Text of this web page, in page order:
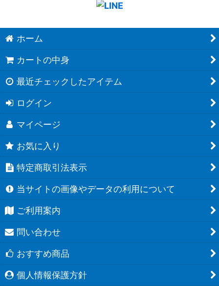
ホーム
カートの中身
最近チェックしたアイテム
ログイン
マイページ
お気に入り
特定商取引法表示
当サイトの画像やデータの利用について
ご利用案内
問い合わせ
おすすめ商品
個人情報保護方針